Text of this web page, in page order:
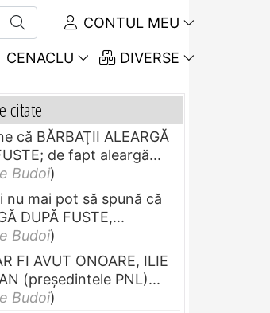
CONTUL MEU
CENACLU DIVERSE
citate
că BĂRBAŢII ALEARGĂ
de fapt aleargă...
Budoi)
nu mai pot să spună că
DUPĂ FUSTE,...
Budoi)
FI AVUT ONOARE, ILIE
(preşedintele PNL)...
Budoi)